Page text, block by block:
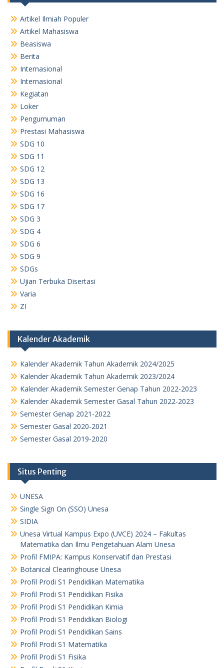
Artikel Ilmiah Populer
Artikel Mahasiswa
Beasiswa
Berita
Internasional
Internasional
Kegiatan
Loker
Pengumuman
Prestasi Mahasiswa
SDG 10
SDG 11
SDG 12
SDG 13
SDG 16
SDG 17
SDG 3
SDG 4
SDG 6
SDG 9
SDGs
Ujian Terbuka Disertasi
Varia
ZI
Kalender Akademik
Kalender Akademik Tahun Akademik 2024/2025
Kalender Akademik Tahun Akademik 2023/2024
Kalender Akademik Semester Genap Tahun 2022-2023
Kalender Akademik Semester Gasal Tahun 2022-2023
Semester Genap 2021-2022
Semester Gasal 2020-2021
Semester Gasal 2019-2020
Situs Penting
UNESA
Single Sign On (SSO) Unesa
SIDIA
Unesa Virtual Kampus Expo (UVCE) 2024 – Fakultas
Matematika dan Ilmu Pengetahuan Alam Unesa
Profil FMIPA: Kampus Konservatif dan Prestasi
Botanical Clearinghouse Unesa
Profil Prodi S1 Pendidikan Matematika
Profil Prodi S1 Pendidikan Fisika
Profil Prodi S1 Pendidikan Kimia
Profil Prodi S1 Pendidikan Biologi
Profil Prodi S1 Pendidikan Sains
Profil Prodi S1 Matematika
Profil Prodi S1 Fisika